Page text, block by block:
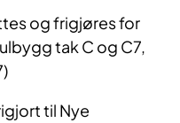
og frigjøres for
tak C og C7,
til Nye